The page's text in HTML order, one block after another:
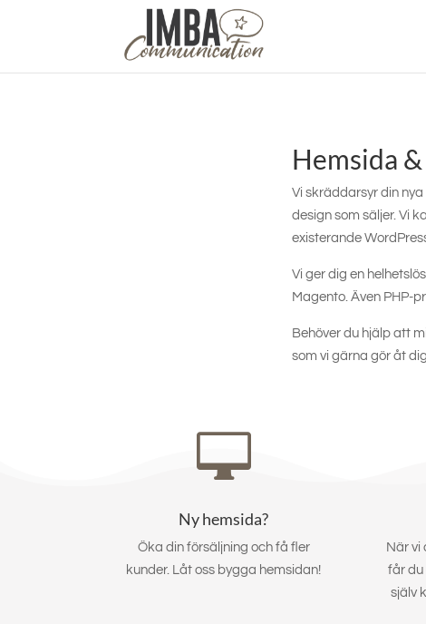
Hemsida
Vi skräddarsyr din
design som säljer. Vi
existerande
Vi ger dig en
Magento. Även PHP-
Behöver du hjälp att
som vi gärna gör åt dig.

Ny hemsida?
Öka din försäljning och få fler
kunder. Låt oss bygga hemsidan!
När vi
får du
själv